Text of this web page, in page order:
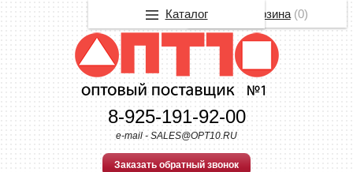
8-925-191-92-00
e-mail - SALES@OPT10.RU
Заказать обратный звонок
Корзина(0)
Каталог